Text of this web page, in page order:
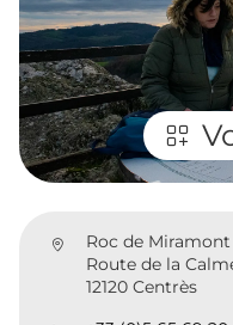
Roc de Miramont
Route de la
12120 Centrès